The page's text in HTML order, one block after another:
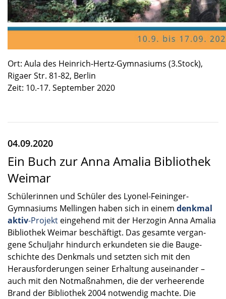
Ort: Aula des Heinrich-Hertz-Gymnasiums (3.Stock),
Rigaer Str. 81-82, Berlin
Zeit: 10.-17. Septem­ber 2020
04.09.2020
Ein Buch zur Anna Amalia Bibliothek
Weimar
Schüle­rin­nen und Schüler des Lyonel-Feininger-
Gymnasiums Mellin­gen haben sich in einem denkmal
aktiv-Projekt einge­hend mit der Herzo­gin Anna Amalia
Biblio­thek Weimar beschäf­tigt. Das gesamte vergan­
gene Schul­jahr hindurch erkun­de­ten sie die Bauge­
schichte des Denkmals und setzten sich mit den
Heraus­for­de­run­gen seiner Erhal­tung ausein­an­der –
auch mit den Notmaß­nah­men, die der verhee­rende
Brand der Biblio­thek 2004 notwen­dig machte. Die